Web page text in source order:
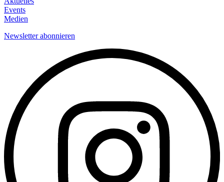
Events
Medien
Newsletter abonnieren